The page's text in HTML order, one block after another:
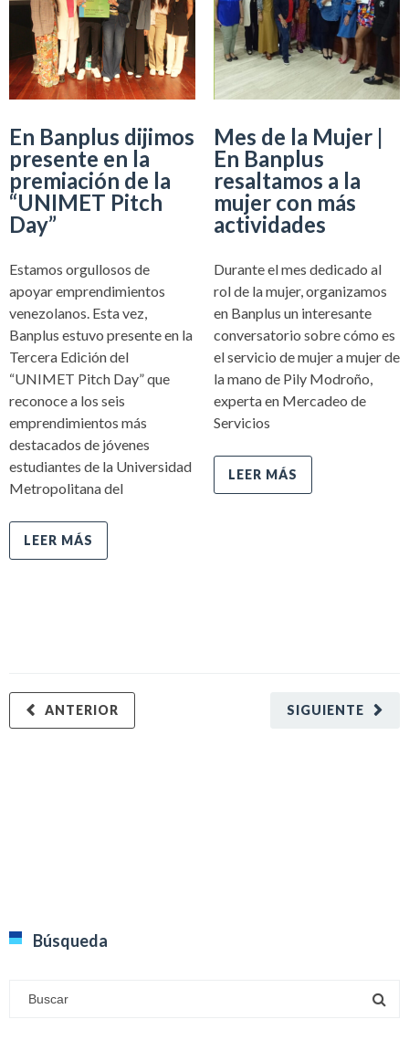
En Banplus dijimos
presente en la
premiación de la
“UNIMET Pitch
Day”
Estamos orgullosos de
apoyar emprendimientos
venezolanos. Esta vez,
Banplus estuvo presente en la
Tercera Edición del
“UNIMET Pitch Day” que
reconoce a los seis
emprendimientos más
destacados de jóvenes
estudiantes de la Universidad
Metropolitana del
LEER MÁS
Mes de la Mujer |
En Banplus
resaltamos a la
mujer con más
actividades
Durante el mes dedicado al
rol de la mujer, organizamos
en Banplus un interesante
conversatorio sobre cómo es
el servicio de mujer a mujer de
la mano de Pily Modroño,
experta en Mercadeo de
Servicios
LEER MÁS
SIGUIENTE
ANTERIOR
Búsqueda